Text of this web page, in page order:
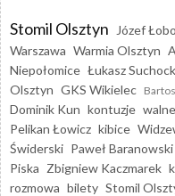
Stomil Olsztyn Józef
Warszawa Warmia Olsztyn
Niepołomice Łukasz
Olsztyn GKS Wikielec
Dominik Kun kontuzje walne
Pelikan Łowicz kibice
Świderski Paweł Baranowski
Piska Zbigniew Kaczmarek
rozmowa bilety Stomil